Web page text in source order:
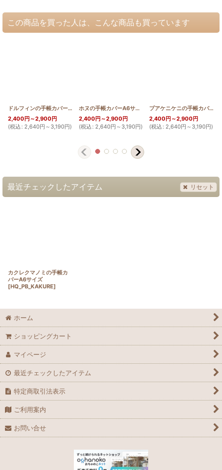
この商品を買った人は、こんな商品も買っています
ドルフィンの手帳カバーA6サイズ [HQ_PB_DOL]
2,400 円 ～2,900 円
(税込 : 2,640円 ～3,190円)
ホヌの手帳カバーA6サイズ [HQ_PB_HONU]
2,400 円 ～2,900 円
(税込 : 2,640円 ～3,190円)
プアケニケニの手帳カバーA6サイズ
2,400 円 ～2,900 円
(税込 : 2,640円 ～3,190円)
最近チェックしたアイテム リセット
カクレクマノミの手帳カ
バーA6サイズ
[HQ_PB_KAKURE]
ホーム
ショッピングカート
マイページ
最近チェックしたアイテム
特定商取引法表示
ご利用案内
お問い合せ